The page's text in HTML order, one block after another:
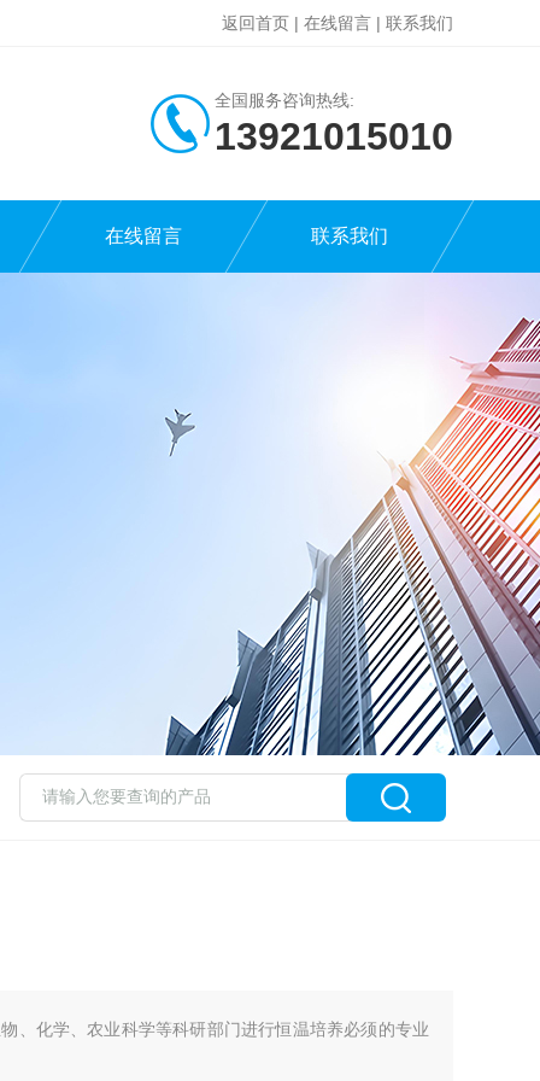
返回首页 | 在线留言 | 联系我们
全国服务咨询热线:
13921015010
在线留言 联系我们
、化学、农业科学等科研部门进行恒温培养必须的专业